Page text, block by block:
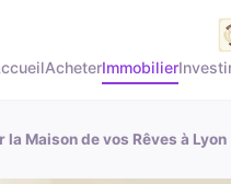
AcheterImmobilier
Maison de vos Rêves à Lyon